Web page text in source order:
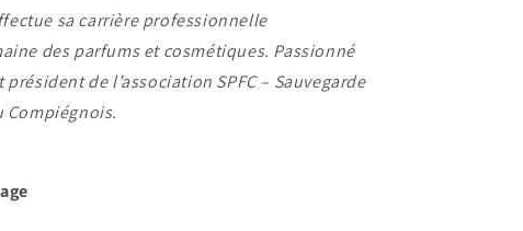
sa carrière professionnelle
des parfums et cosmétiques. Passionné
de l’association SPFC – Sauvegarde
Compiégnois.